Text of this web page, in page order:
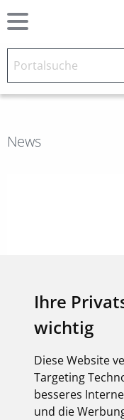
Ihre
wichtig
Diese Website
Targeting
besseres
und die
News